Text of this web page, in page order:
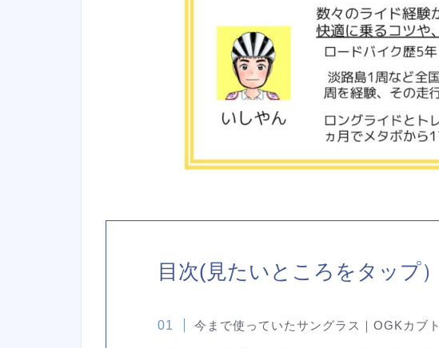
目次(見たいところをタップ）
今まで使っていたサングラス｜OGKカブト